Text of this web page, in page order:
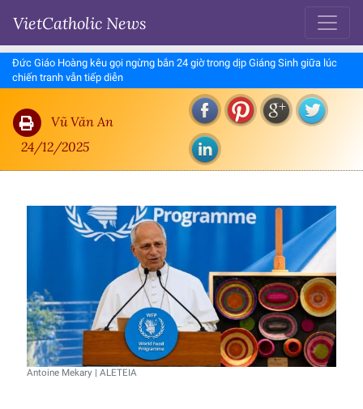
VietCatholic News
Đức Giáo Hoàng kêu gọi ngừng bắn 24 giờ trong dịp Giáng Sinh giữa lúc
chiến tranh vẫn tiếp diễn
Vũ Văn An
24/12/2025
Antoine Mekary | ALETEIA